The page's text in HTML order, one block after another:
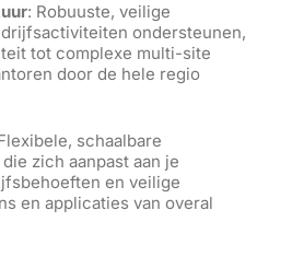
: Robuuste, veilige
ondersteunen,
tot complexe multi-site
door de hele regio
schaalbare
zich aanpast aan je
en veilige
en applicaties van overal